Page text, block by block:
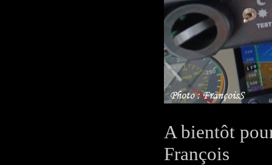
A bientôt
François